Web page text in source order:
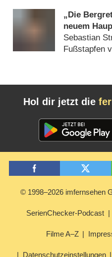
„Die
neuem
Sebastian
Fußstapfen
Hol dir jetzt die
© 1998–2026 imfernsehen
SerienChecker-Podcast
Filme A–Z
Datenschutzeinstellungen